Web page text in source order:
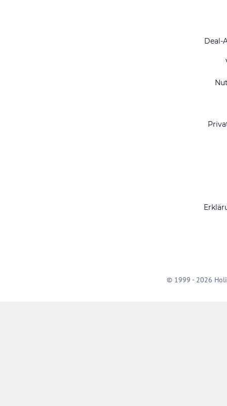
Deal-
© 1999 - 2026